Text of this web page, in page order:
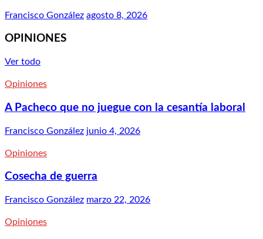
Francisco González agosto 8, 2026
OPINIONES
Ver todo
Opiniones
A Pacheco que no juegue con la cesantía laboral
Francisco González junio 4, 2026
Opiniones
Cosecha de guerra
Francisco González marzo 22, 2026
Opiniones